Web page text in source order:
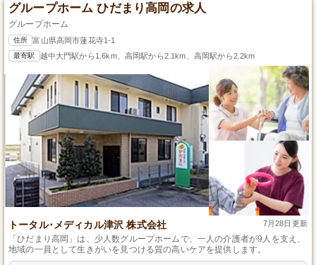
グループホーム ひだまり高岡の求人
グループホーム
住所 富山県高岡市蓮花寺1-1
最寄駅 越中大門駅から1.6km、高岡駅から2.1km、高岡駅から2.2km
トータル･メディカル津沢 株式会社 7月28日更新
「ひだまり高岡」は、少人数グループホームで、一人の介護者が9人を支え、
地域の一員として生きがいを見つける質の高いケアを提供します。